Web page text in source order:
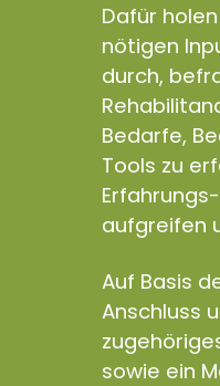
Dafür
nötigen
durch,
Bedarfe,
Tools zu
aufgreifen
Auf Basis
Anschluss
sowie ein